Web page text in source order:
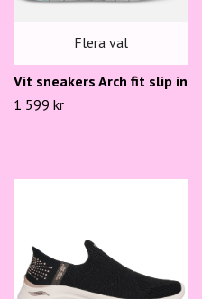
Flera val
Vit sneakers Arch fit slip in
1 599 kr